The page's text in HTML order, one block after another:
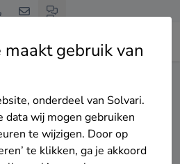
gebruik van
onderdeel van Solvari.
data wij mogen gebruiken
te wijzigen. Door op
te klikken, ga je akkoord